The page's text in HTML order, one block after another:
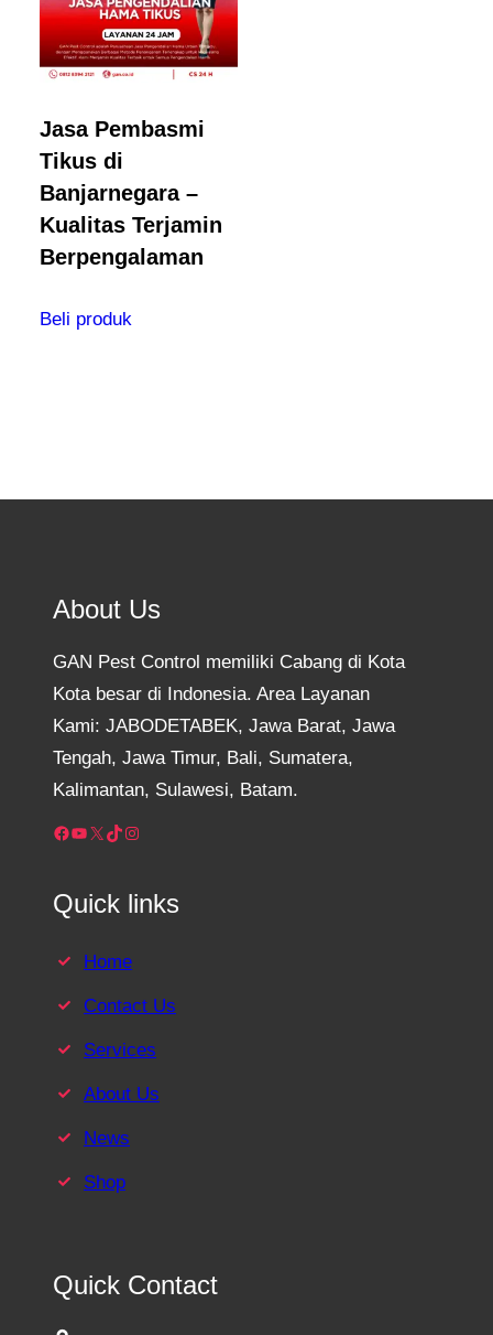
Jasa Pembasmi
Tikus di
Banjarnegara –
Kualitas Terjamin
Berpengalaman
Beli produk
About Us
GAN Pest Control memiliki Cabang di Kota
Kota besar di Indonesia. Area Layanan
Kami: JABODETABEK, Jawa Barat, Jawa
Tengah, Jawa Timur, Bali, Sumatera,
Kalimantan, Sulawesi, Batam.
Facebook YouTube X TikTok Instagram
Quick links
Home
Contact Us
Services
About Us
News
Shop
Quick Contact